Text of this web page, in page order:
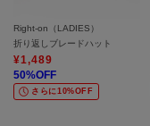
Right-on（LADIES）
折り返しブレードハット
¥1,489
50%OFF
さらに10%OFF